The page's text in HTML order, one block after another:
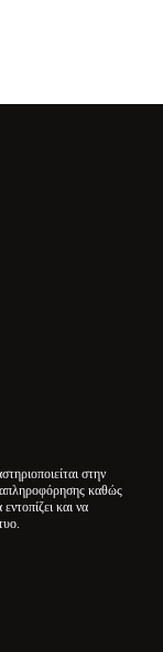
στην
καθώς
και να